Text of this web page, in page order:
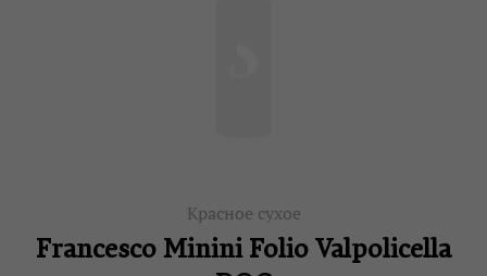
Красное сухое
Francesco Minini Folio Valpolicella